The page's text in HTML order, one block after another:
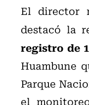
El director
destacó la
registro de
Huambune
Parque
el